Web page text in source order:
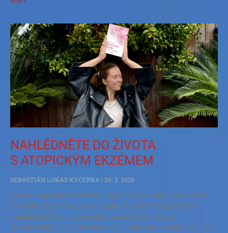
NAHLÉDNĚTE DO ŽIVOTA
S ATOPICKÝM EKZÉMEM
SEBASTIÁN LUKAS KYČERKA
20. 3. 2026
Život s atopickým ekzémem umí pořádně potrápit. O tom ví své
také Inka Teschinská, která je autorkou knihy Atopický deník
s podtitulem Život s ekzémem a cesta k sobě. Je plná
srozumitelně podaných informací o atopickém ekzému, osobního